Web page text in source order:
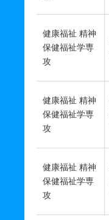
健康福祉 精神
保健福祉学専
攻
健康福祉 精神
保健福祉学専
攻
健康福祉 精神
保健福祉学専
攻